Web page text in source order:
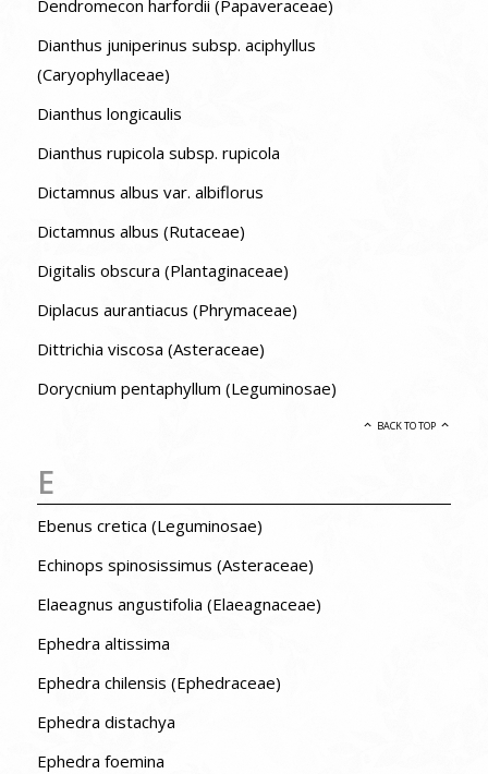
Dendromecon harfordii (Papaveraceae)
Dianthus juniperinus subsp. aciphyllus
(Caryophyllaceae)
Dianthus longicaulis
Dianthus rupicola subsp. rupicola
Dictamnus albus var. albiflorus
Dictamnus albus (Rutaceae)
Digitalis obscura (Plantaginaceae)
Diplacus aurantiacus (Phrymaceae)
Dittrichia viscosa (Asteraceae)
Dorycnium pentaphyllum (Leguminosae)
BACK TO TOP
E
Ebenus cretica (Leguminosae)
Echinops spinosissimus (Asteraceae)
Elaeagnus angustifolia (Elaeagnaceae)
Ephedra altissima
Ephedra chilensis (Ephedraceae)
Ephedra distachya
Ephedra foemina